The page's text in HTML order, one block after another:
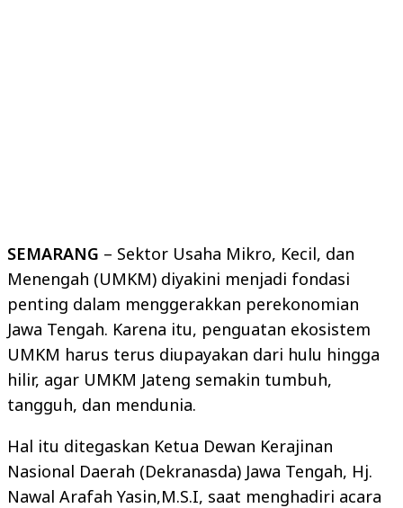
SEMARANG – Sektor Usaha Mikro, Kecil, dan
Menengah (UMKM) diyakini menjadi fondasi
penting dalam menggerakkan perekonomian
Jawa Tengah. Karena itu, penguatan ekosistem
UMKM harus terus diupayakan dari hulu hingga
hilir, agar UMKM Jateng semakin tumbuh,
tangguh, dan mendunia.
Hal itu ditegaskan Ketua Dewan Kerajinan
Nasional Daerah (Dekranasda) Jawa Tengah, Hj.
Nawal Arafah Yasin,M.S.I, saat menghadiri acara